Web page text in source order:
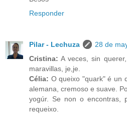
Responder
Pilar - Lechuza
28 de
Cristina: A veces, sin
maravillas, je,je.
Célia: O queixo "quark" é un
alemana, cremoso e suave.
yogúr. Se non o encontras,
requeixo.